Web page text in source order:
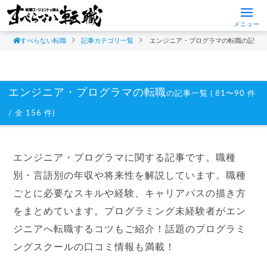
メニュー
すべらない転職 記事カテゴリ一覧 エンジニア・プログラマの転職の記事
エンジニア・プログラマの転職の記事一覧 ( 81〜90 件
/ 全 156 件)
エンジニア・プログラマに関する記事です。職種
別・言語別の年収や将来性を解説しています。職種
ごとに必要なスキルや経験、キャリアパスの描き方
をまとめています。プログラミング未経験者がエン
ジニアへ転職するコツもご紹介！話題のプログラミ
ングスクールの口コミ情報も満載！